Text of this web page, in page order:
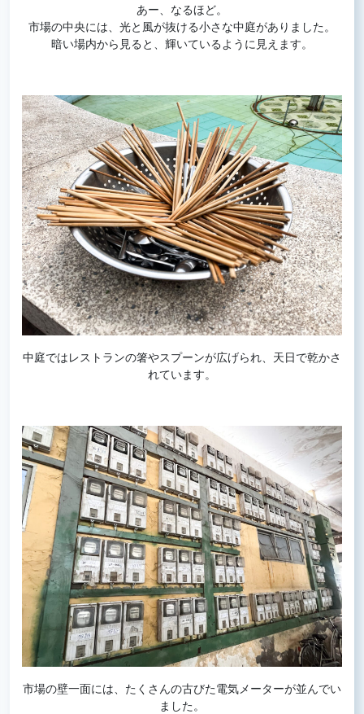
あー、なるほど。
市場の中央には、光と風が抜ける小さな中庭がありました。
暗い場内から見ると、輝いているように見えます。
中庭ではレストランの箸やスプーンが広げられ、天日で乾かさ
れています。
市場の壁一面には、たくさんの古びた電気メーターが並んでい
ました。